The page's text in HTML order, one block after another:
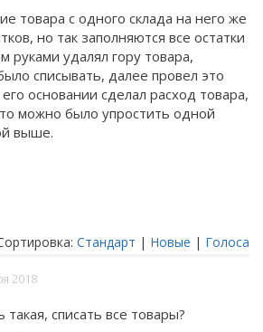
товара с одного склада на него же
но так заполняются все остатки
руками удалял гору товара,
списывать, далее провел это
основании сделал расход товара,
можно было упростить одной
выше.
Стандарт | Новые | Голоса
2018
списать все товары?